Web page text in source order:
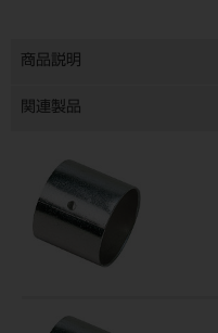
商品説明
関連製品